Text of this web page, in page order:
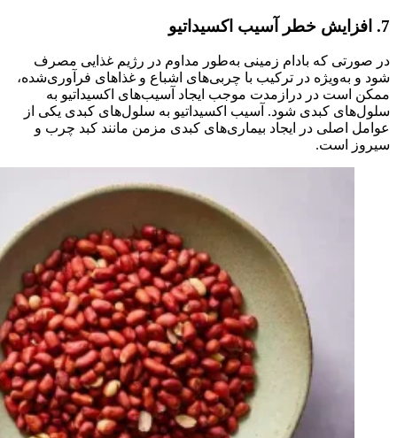
7. افزایش خطر آسیب اکسیداتیو
در صورتی که بادام زمینی به‌طور مداوم در رژیم غذایی مصرف
شود و به‌ویژه در ترکیب با چربی‌های اشباع و غذاهای فرآوری‌شده،
ممکن است در درازمدت موجب ایجاد آسیب‌های اکسیداتیو به
سلول‌های کبدی شود. آسیب اکسیداتیو به سلول‌های کبدی یکی از
عوامل اصلی در ایجاد بیماری‌های کبدی مزمن مانند کبد چرب و
سیروز است.